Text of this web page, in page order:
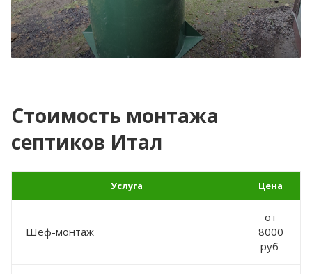
Стоимость монтажа
септиков Итал
Услуга Цена
Шеф-монтаж
от
8000
руб